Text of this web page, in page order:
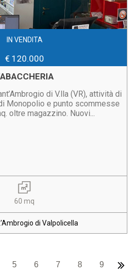
IN VENDITA
€ 120.000
di V.lla (VR), attività di
Monopolio e punto scommesse
oltre magazzino. Nuovi...
60 mq
di Valpolicella
5 6 7 8 9